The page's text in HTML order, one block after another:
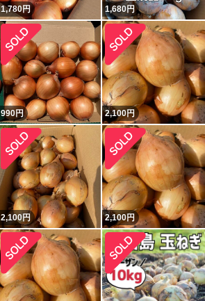
1,780円 1,680円
990円 2,100円
2,100円 2,100円